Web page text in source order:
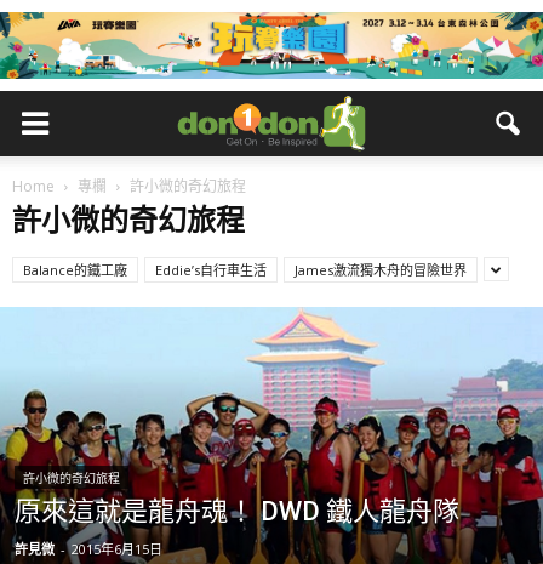
Home 專欄 許小微的奇幻旅程
許小微的奇幻旅程
Balance的鐵工廠 Eddie’s自行車生活 James激流獨木舟的冒險世界
許小微的奇幻旅程
原來這就是龍舟魂！ DWD 鐵人龍舟隊
許見微 - 2015年6月15日